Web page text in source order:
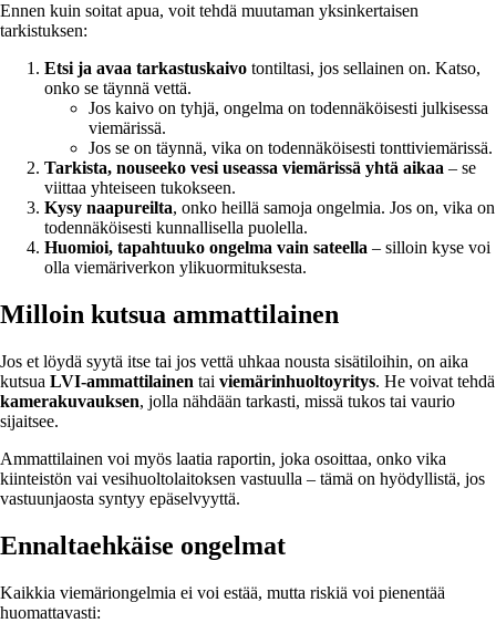
Ennen kuin soitat apua, voit tehdä muutaman yksinkertaisen
tarkistuksen:
Etsi ja avaa tarkastuskaivo tontiltasi, jos sellainen on. Katso,
onko se täynnä vettä.
Jos kaivo on tyhjä, ongelma on todennäköisesti julkisessa
viemärissä.
Jos se on täynnä, vika on todennäköisesti tonttiviemärissä.
Tarkista, nouseeko vesi useassa viemärissä yhtä aikaa – se
viittaa yhteiseen tukokseen.
Kysy naapureilta, onko heillä samoja ongelmia. Jos on, vika on
todennäköisesti kunnallisella puolella.
Huomioi, tapahtuuko ongelma vain sateella – silloin kyse voi
olla viemäriverkon ylikuormituksesta.
Milloin kutsua ammattilainen
Jos et löydä syytä itse tai jos vettä uhkaa nousta sisätiloihin, on aika
kutsua LVI-ammattilainen tai viemärinhuoltoyritys. He voivat tehdä
kamerakuvauksen, jolla nähdään tarkasti, missä tukos tai vaurio
sijaitsee.
Ammattilainen voi myös laatia raportin, joka osoittaa, onko vika
kiinteistön vai vesihuoltolaitoksen vastuulla – tämä on hyödyllistä, jos
vastuunjaosta syntyy epäselvyyttä.
Ennaltaehkäise ongelmat
Kaikkia viemäriongelmia ei voi estää, mutta riskiä voi pienentää
huomattavasti: